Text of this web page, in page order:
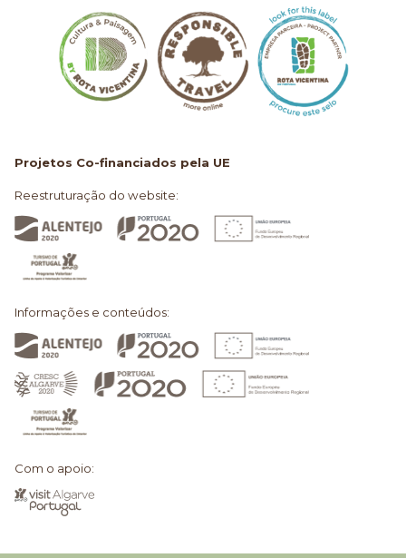
Projetos Co-financiados pela UE
Reestruturação do website:
Informações e conteúdos:
Com o apoio: